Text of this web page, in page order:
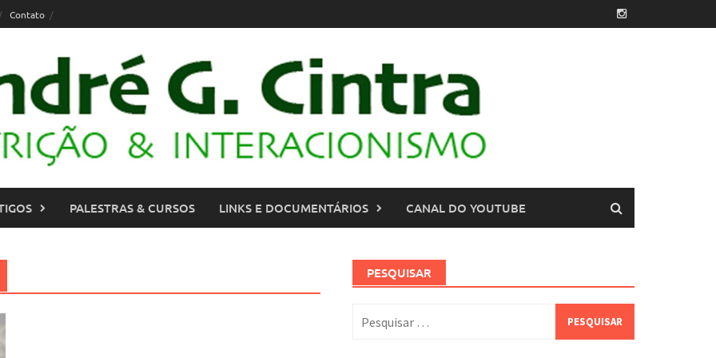
Contato
PALESTRAS & CURSOS LINKS E DOCUMENTÁRIOS CANAL DO YOUTUBE
PESQUISAR
por: